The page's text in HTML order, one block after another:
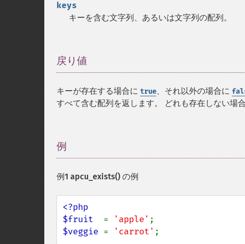
keys
キーを含む文字列、あるいは文字列の配列。
戻り値
キーが存在する場合に true、それ以外の場合に
すべて含む配列を返します。 どれも存在しない場
例
例1 apcu_exists() の例
<?php
$fruit = 'apple'
$veggie = 'carrot' ;